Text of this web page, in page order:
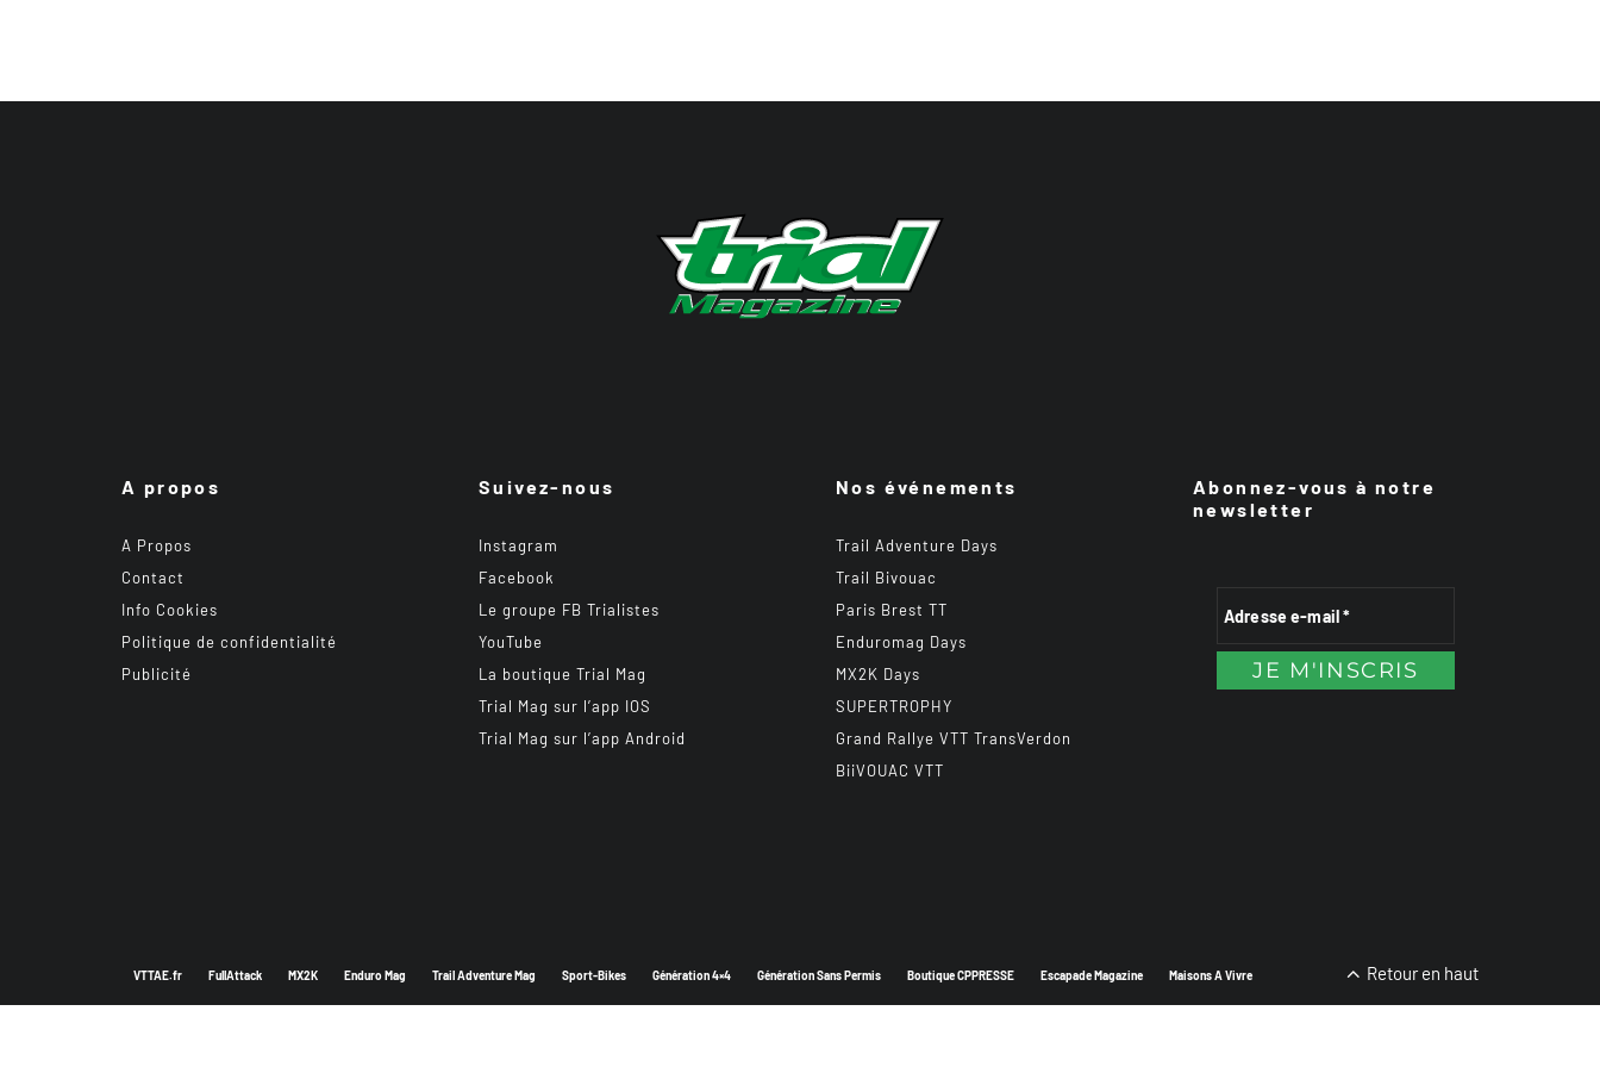
A propos
A Propos
Contact
Info Cookies
Politique de confidentialité
Publicité
Suivez-nous
Instagram
Facebook
Le groupe FB Trialistes
YouTube
La boutique Trial Mag
Trial Mag sur l’app IOS
Trial Mag sur l’app Android
Nos événements
Trail Adventure Days
Trail Bivouac
Paris Brest TT
Enduromag Days
MX2K Days
SUPERTROPHY
Grand Rallye VTT TransVerdon
BiiVOUAC VTT
Abonnez-vous à notre
newsletter
VTTAE.fr FullAttack MX2K Enduro Mag Trail Adventure Mag Sport-Bikes Génération 4×4 Génération Sans Permis Boutique CPPRESSE Escapade Magazine Maisons A Vivre Retour en haut